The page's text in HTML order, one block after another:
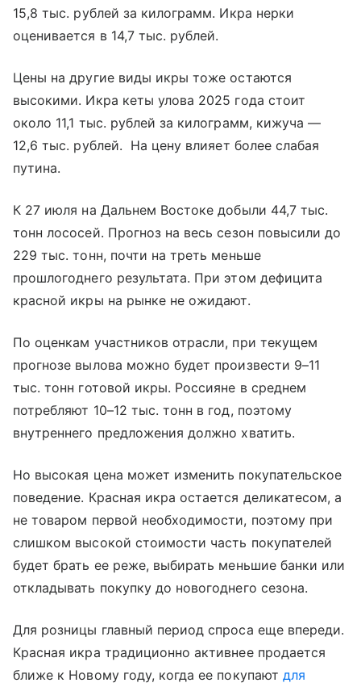
15,8 тыс. рублей за килограмм. Икра нерки
оценивается в 14,7 тыс. рублей.
Цены на другие виды икры тоже остаются
высокими. Икра кеты улова 2025 года стоит
около 11,1 тыс. рублей за килограмм, кижуча —
12,6 тыс. рублей. На цену влияет более слабая
путина.
К 27 июля на Дальнем Востоке добыли 44,7 тыс.
тонн лососей. Прогноз на весь сезон повысили до
229 тыс. тонн, почти на треть меньше
прошлогоднего результата. При этом дефицита
красной икры на рынке не ожидают.
По оценкам участников отрасли, при текущем
прогнозе вылова можно будет произвести 9–11
тыс. тонн готовой икры. Россияне в среднем
потребляют 10–12 тыс. тонн в год, поэтому
внутреннего предложения должно хватить.
Но высокая цена может изменить покупательское
поведение. Красная икра остается деликатесом, а
не товаром первой необходимости, поэтому при
слишком высокой стоимости часть покупателей
будет брать ее реже, выбирать меньшие банки или
откладывать покупку до новогоднего сезона.
Для розницы главный период спроса еще впереди.
Красная икра традиционно активнее продается
ближе к Новому году, когда ее покупают для